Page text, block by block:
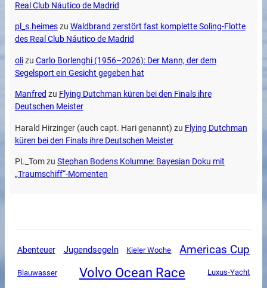
Real Club Náutico de Madrid
pl_s.heimeszu Waldbrand zerstört fast komplette Soling-Flotte
des Real Club Náutico de Madrid
olizu Carlo Borlenghi (1956–2026): Der Mann, der dem
Segelsport ein Gesicht gegeben hat
Manfred zu Flying Dutchman küren bei den Finals ihre
Deutschen Meister
Harald Hirzinger (auch capt. Hari genannt) zu Flying Dutchman
küren bei den Finals ihre Deutschen Meister
PL_Tomzu Stephan Bodens Kolumne: Bayesian Doku mit
„Traumschiff“-Momenten
Abenteuer Jugendsegeln Kieler Woche Americas Cup
Blauwasser Volvo Ocean Race Luxus-Yacht